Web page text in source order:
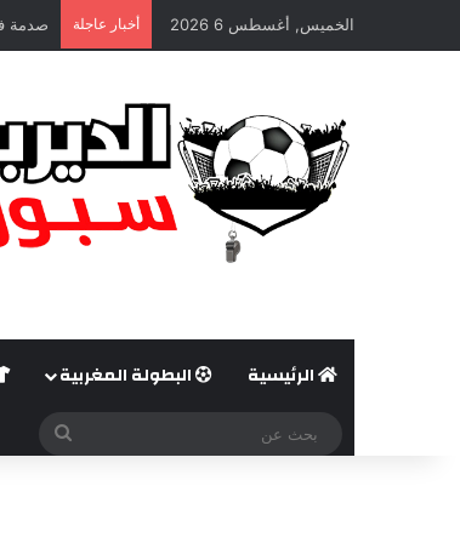
الخميس, أغسطس 6 2026 أخبار عاجلة صدمة
الرئيسية البطولة المغربية